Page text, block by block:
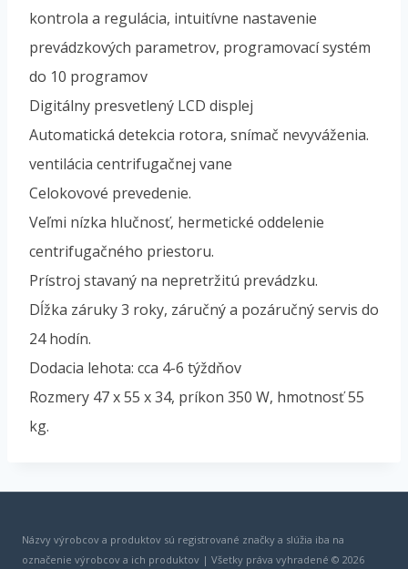
kontrola a regulácia, intuitívne nastavenie
prevádzkových parametrov, programovací systém
do 10 programov
Digitálny presvetlený LCD displej
Automatická detekcia rotora, snímač nevyváženia.
ventilácia centrifugačnej vane
Celokovové prevedenie.
Veľmi nízka hlučnosť, hermetické oddelenie
centrifugačného priestoru.
Prístroj stavaný na nepretržitú prevádzku.
Dĺžka záruky 3 roky, záručný a pozáručný servis do
24 hodín.
Dodacia lehota: cca 4-6 týždňov
Rozmery 47 x 55 x 34, príkon 350 W, hmotnosť 55
kg.
Názvy výrobcov a produktov sú registrované značky a slúžia iba na
označenie výrobcov a ich produktov | Všetky práva vyhradené © 2026